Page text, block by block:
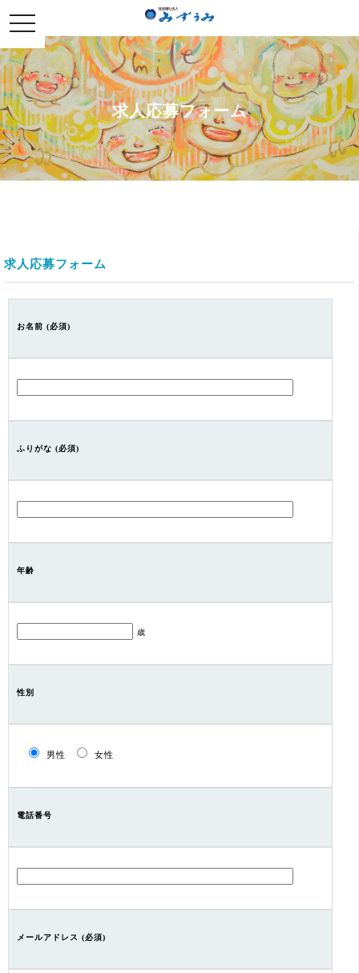
toggle
navigation
求人応募フォーム
求人応募フォーム
お名前 (必須)
ふりがな (必須)
年齢
歳
性別
男性 女性
電話番号
メールアドレス (必須)